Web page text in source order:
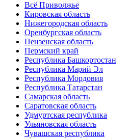
Всё Приволжье
Кировская область
Нижегородская область
Оренбургская область
Пензенская область
Пермский край
Республика Башкортостан
Республика Марий Эл
Республика Мордовия
Республика Татарстан
Самарская область
Саратовская область
Удмуртская республика
Ульяновская область
Чувашская республика